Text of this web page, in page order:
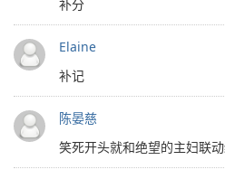
补分
Elaine
补记
陈晏慈
笑死开头就和绝望的主妇联